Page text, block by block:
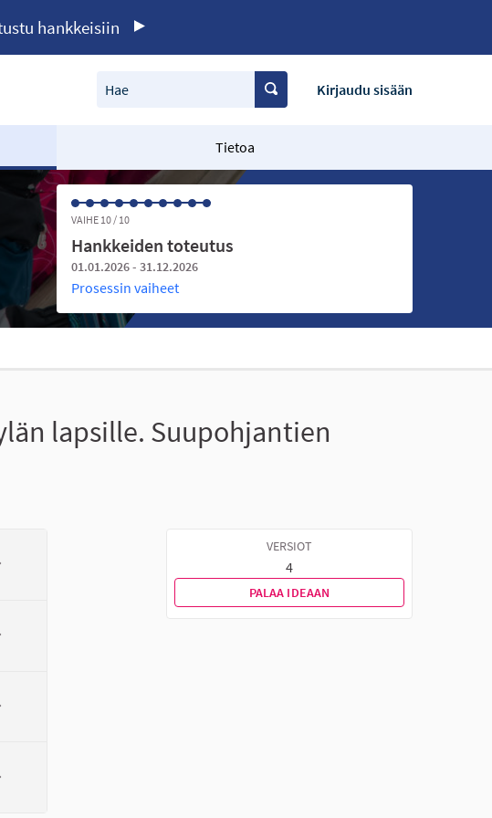
hankkeisiin
Hae Kirjaudu sisään
Tietoa
VAIHE 10 / 10
Hankkeiden toteutus
01.01.2026 - 31.12.2026
Prosessin vaiheet
lapsille. Suupohjantien
VERSIOT
4
PALAA IDEAAN